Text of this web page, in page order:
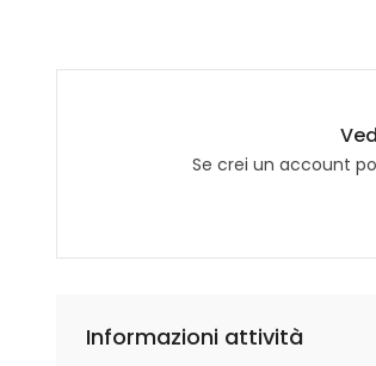
Se crei un account
Informazioni attività